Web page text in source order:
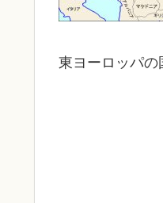
東ヨーロッパの